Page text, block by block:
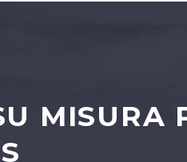
MISURA